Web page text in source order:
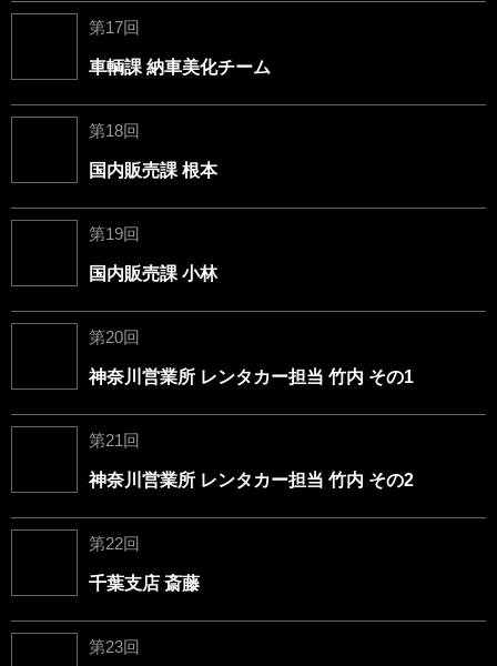
第17回
車輌課 納車美化チーム
第18回
国内販売課 根本
第19回
国内販売課 小林
第20回
神奈川営業所 レンタカー担当 竹内 その1
第21回
神奈川営業所 レンタカー担当 竹内 その2
第22回
千葉支店 斎藤
第23回